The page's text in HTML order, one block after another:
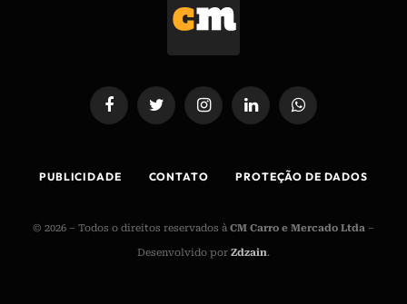
FacebookTwitterInstagramLinkedIn WhatsApp
PUBLICIDADE CONTATO PROTEÇÃO DE DADOS
© 2026 – Todos o direitos reservados à CM Carro e Mercado Ltda –
Desenvolvido por Zdzain.